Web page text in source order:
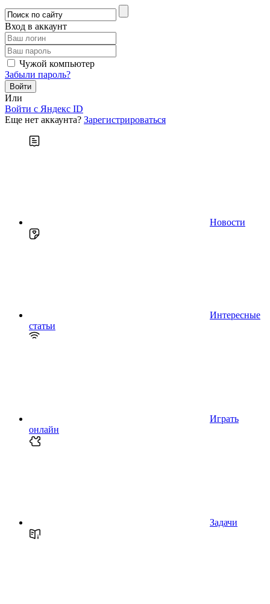
Вход в аккаунт
Чужой компьютер
Забыли пароль?
Или
Войти c Яндекс ID
Еще нет аккаунта? Зарегистрироваться
Новости
Интересные
статьи
Играть
онлайн
Задачи